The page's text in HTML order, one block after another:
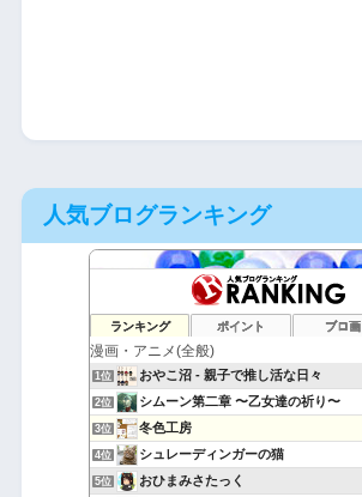
人気ブログランキング
ランキング ポイント ブロ画
1位 おやこ沼 - 親子で推し活な日々
2位 シムーン第二章 〜乙女達の祈り〜
3位 冬色工房
4位 シュレーディンガーの猫
5位 おひまみさたっく